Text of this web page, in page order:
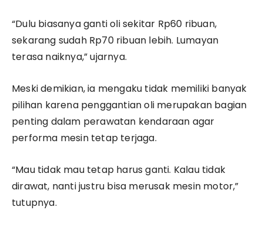
“Dulu biasanya ganti oli sekitar Rp60 ribuan,
sekarang sudah Rp70 ribuan lebih. Lumayan
terasa naiknya,” ujarnya.
Meski demikian, ia mengaku tidak memiliki banyak
pilihan karena penggantian oli merupakan bagian
penting dalam perawatan kendaraan agar
performa mesin tetap terjaga.
“Mau tidak mau tetap harus ganti. Kalau tidak
dirawat, nanti justru bisa merusak mesin motor,”
tutupnya.